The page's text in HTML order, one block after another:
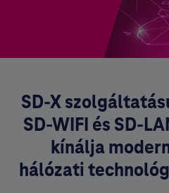
SD-X
SD-WIFI és SD-
kínálja
hálózati